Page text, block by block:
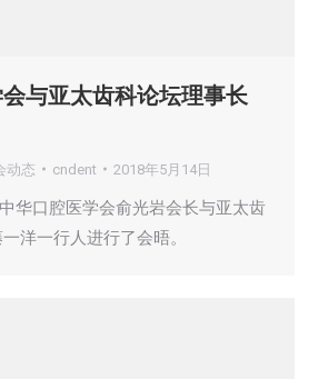
与亚太齿科论坛理事长
动态 cndent 2018年5月14日
华口腔医学会俞光岩会长与亚太齿
洋一行人进行了会晤。